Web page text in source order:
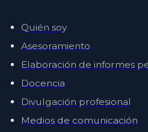
Quién soy
Asesoramiento
Elaboración de informes
Docencia
Divulgación profesional
Medios de comunicación